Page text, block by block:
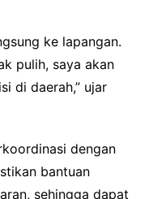
ke lapangan.
pulih, saya akan
di daerah,” ujar
dengan
bantuan
sehingga dapat